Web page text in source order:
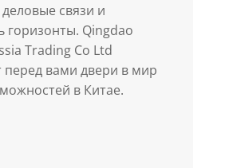
связи и
горизонты. Qingdao
Trading Co Ltd
перед вами двери в мир
в Китае.